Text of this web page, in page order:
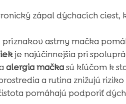
zápal dýchacích
príznakov astmy mačka
je najúčinnejšia pri
alergia mačkasú kľúčom k
a rutina znižujú riziko
pomáhajú podporiť